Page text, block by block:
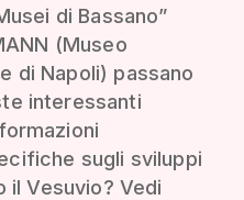
di Bassano”
(Museo
di Napoli) passano
interessanti
sugli sviluppi
Vesuvio? Vedi